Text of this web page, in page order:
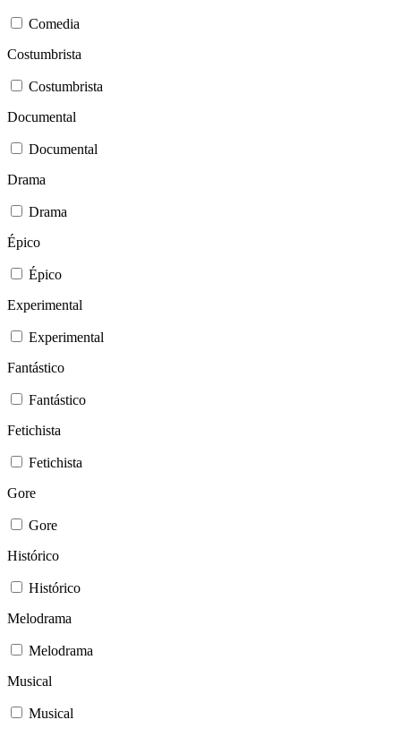
Comedia
Costumbrista
Costumbrista
Documental
Documental
Drama
Drama
Épico
Épico
Experimental
Experimental
Fantástico
Fantástico
Fetichista
Fetichista
Gore
Gore
Histórico
Histórico
Melodrama
Melodrama
Musical
Musical